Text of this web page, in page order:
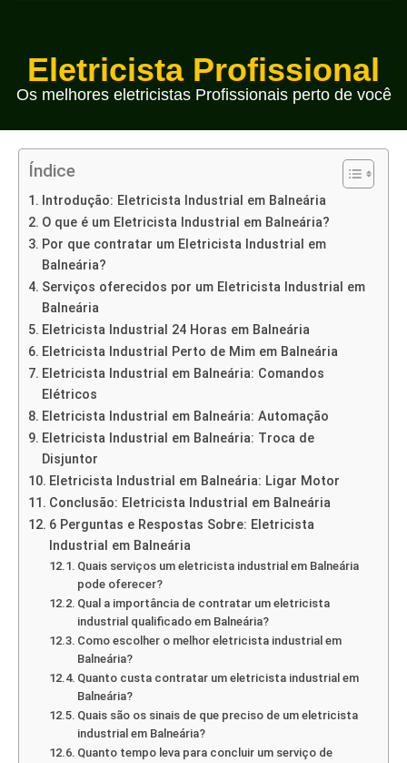
Eletricista Profissional
Os melhores eletricistas Profissionais perto de você
Índice
Introdução: Eletricista Industrial em Balneária
O que é um Eletricista Industrial em Balneária?
Por que contratar um Eletricista Industrial em
Balneária?
Serviços oferecidos por um Eletricista Industrial em
Balneária
Eletricista Industrial 24 Horas em Balneária
Eletricista Industrial Perto de Mim em Balneária
Eletricista Industrial em Balneária: Comandos
Elétricos
Eletricista Industrial em Balneária: Automação
Eletricista Industrial em Balneária: Troca de
Disjuntor
Eletricista Industrial em Balneária: Ligar Motor
Conclusão: Eletricista Industrial em Balneária
6 Perguntas e Respostas Sobre: Eletricista
Industrial em Balneária
Quais serviços um eletricista industrial em Balneária
pode oferecer?
Qual a importância de contratar um eletricista
industrial qualificado em Balneária?
Como escolher o melhor eletricista industrial em
Balneária?
Quanto custa contratar um eletricista industrial em
Balneária?
Quais são os sinais de que preciso de um eletricista
industrial em Balneária?
Quanto tempo leva para concluir um serviço de